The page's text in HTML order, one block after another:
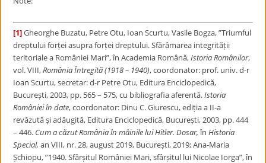
[1]Gheorghe Buzatu, Petre Otu, Ioan Scurtu, Vasile Bogza, ”Triumful
dreptului forței asupra forței dreptului. Sfărâmarea integrității
teritoriale a României Mari”, în Academia Română,Istoria Românilor,
vol. VIII,România Întregită (1918 – 1940), coordonator: prof. univ. d-r
Ioan Scurtu, secretar: d-r Petre Otu, Editura Enciclopedică,
București, 2003, pp. 565 – 575, cu bibliografia aferentă.Istoria
României în date, coordonator: Dinu C. Giurescu, ediția a II-a
revăzută și adăugită, Editura Enciclopedică, București, 2003, pp. 444
– 446. Cum a căzut România în mâinile lui Hitler. Dosar,în Historia
Special, an VIII, nr. 28, august 2019, București, 2019; Ana-Maria
Șchiopu, ”1940. Sfârșitul României Mari, sfârșitul lui Nicolae Iorga”, în